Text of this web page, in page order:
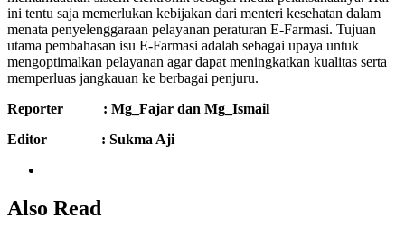
ini tentu saja memerlukan kebijakan dari menteri kesehatan dalam
menata penyelenggaraan pelayanan peraturan E-Farmasi. Tujuan
utama pembahasan isu E-Farmasi adalah sebagai upaya untuk
mengoptimalkan pelayanan agar dapat meningkatkan kualitas serta
memperluas jangkauan ke berbagai penjuru.
Reporter : Mg_Fajar dan Mg_Ismail
Editor : Sukma Aji
Also Read